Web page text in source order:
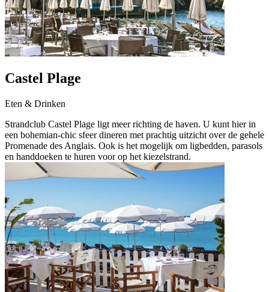
Castel Plage
Eten & Drinken
Strandclub Castel Plage ligt meer richting de haven. U kunt hier in
een bohemian-chic sfeer dineren met prachtig uitzicht over de gehele
Promenade des Anglais. Ook is het mogelijk om ligbedden, parasols
en handdoeken te huren voor op het kiezelstrand.